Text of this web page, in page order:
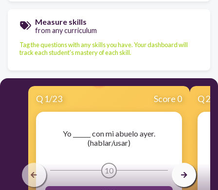
Measure skills
from any curriculum
Tag the questions with any skills you have. Your dashboard will
track each student's mastery of each skill.
Q 1/23 Score 0
Yo ______ con mi abuelo ayer.
(hablar/usar)
10
Q2